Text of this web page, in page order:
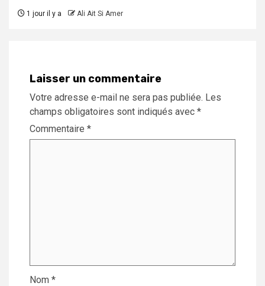
1 jour il y a Ali Ait Si Amer
Laisser un commentaire
Votre adresse e-mail ne sera pas publiée. Les
champs obligatoires sont indiqués avec *
Commentaire *
Nom *